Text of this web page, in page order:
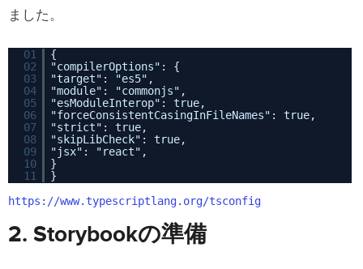
ました。
01
{
02
"compilerOptions": {
03
"target": "es5",
04
"module": "commonjs",
05
"esModuleInterop": true,
06
"forceConsistentCasingInFileNames": true,
07
"strict": true,
08
"skipLibCheck": true,
09
"jsx": "react",
10
}
11
}
https://www.typescriptlang.org/tsconfig
2. Storybookの準備